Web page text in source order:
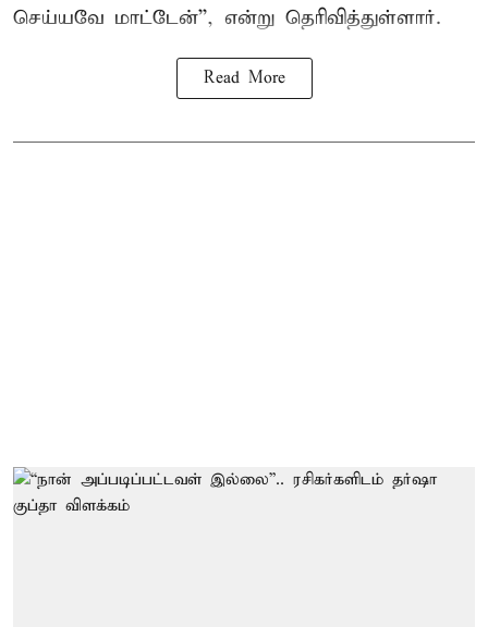
செய்யவே மாட்டேன்'', என்று தெரிவித்துள்ளார்.
Read More